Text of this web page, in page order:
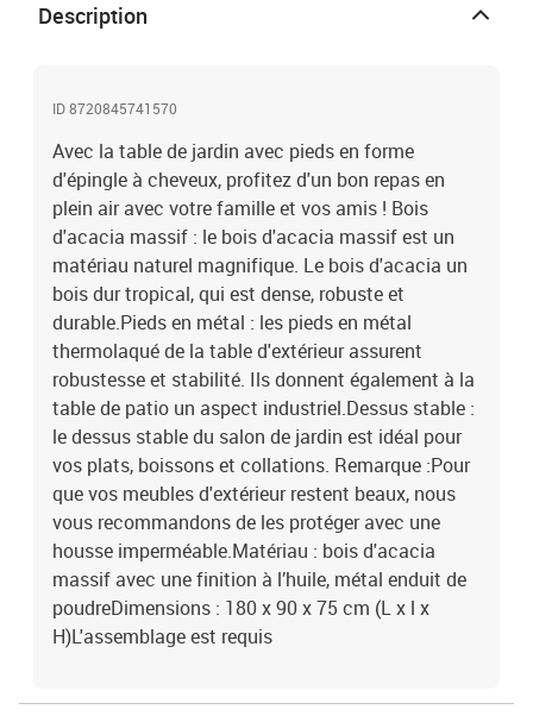
Description
ID 8720845741570
Avec la table de jardin avec pieds en forme
d'épingle à cheveux, profitez d'un bon repas en
plein air avec votre famille et vos amis ! Bois
d'acacia massif : le bois d'acacia massif est un
matériau naturel magnifique. Le bois d'acacia un
bois dur tropical, qui est dense, robuste et
durable.Pieds en métal : les pieds en métal
thermolaqué de la table d'extérieur assurent
robustesse et stabilité. Ils donnent également à la
table de patio un aspect industriel.Dessus stable :
le dessus stable du salon de jardin est idéal pour
vos plats, boissons et collations. Remarque :Pour
que vos meubles d'extérieur restent beaux, nous
vous recommandons de les protéger avec une
housse imperméable.Matériau : bois d'acacia
massif avec une finition à l’huile, métal enduit de
poudreDimensions : 180 x 90 x 75 cm (L x l x
H)L'assemblage est requis